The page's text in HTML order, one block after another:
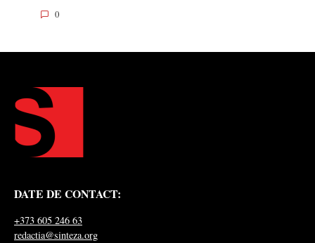
0
DATE DE CONTACT:
+373 605 246 63
redactia@sinteza.org